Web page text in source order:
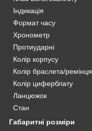
Індикація
Формат часу
Хронометр
Протиударні
Колір корпусу
Колір браслета/ремінця
Колір циферблату
Ланцюжок
Стан
Габаритні розміри